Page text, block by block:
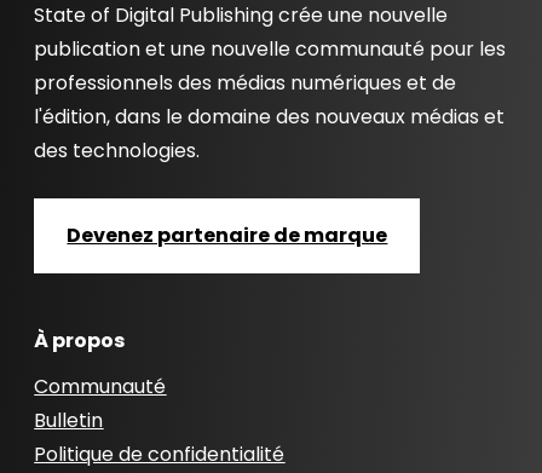
State of Digital Publishing crée une nouvelle
publication et une nouvelle communauté pour les
professionnels des médias numériques et de
l'édition, dans le domaine des nouveaux médias et
des technologies.
Devenez partenaire de marque
À propos
Communauté
Bulletin
Politique de confidentialité